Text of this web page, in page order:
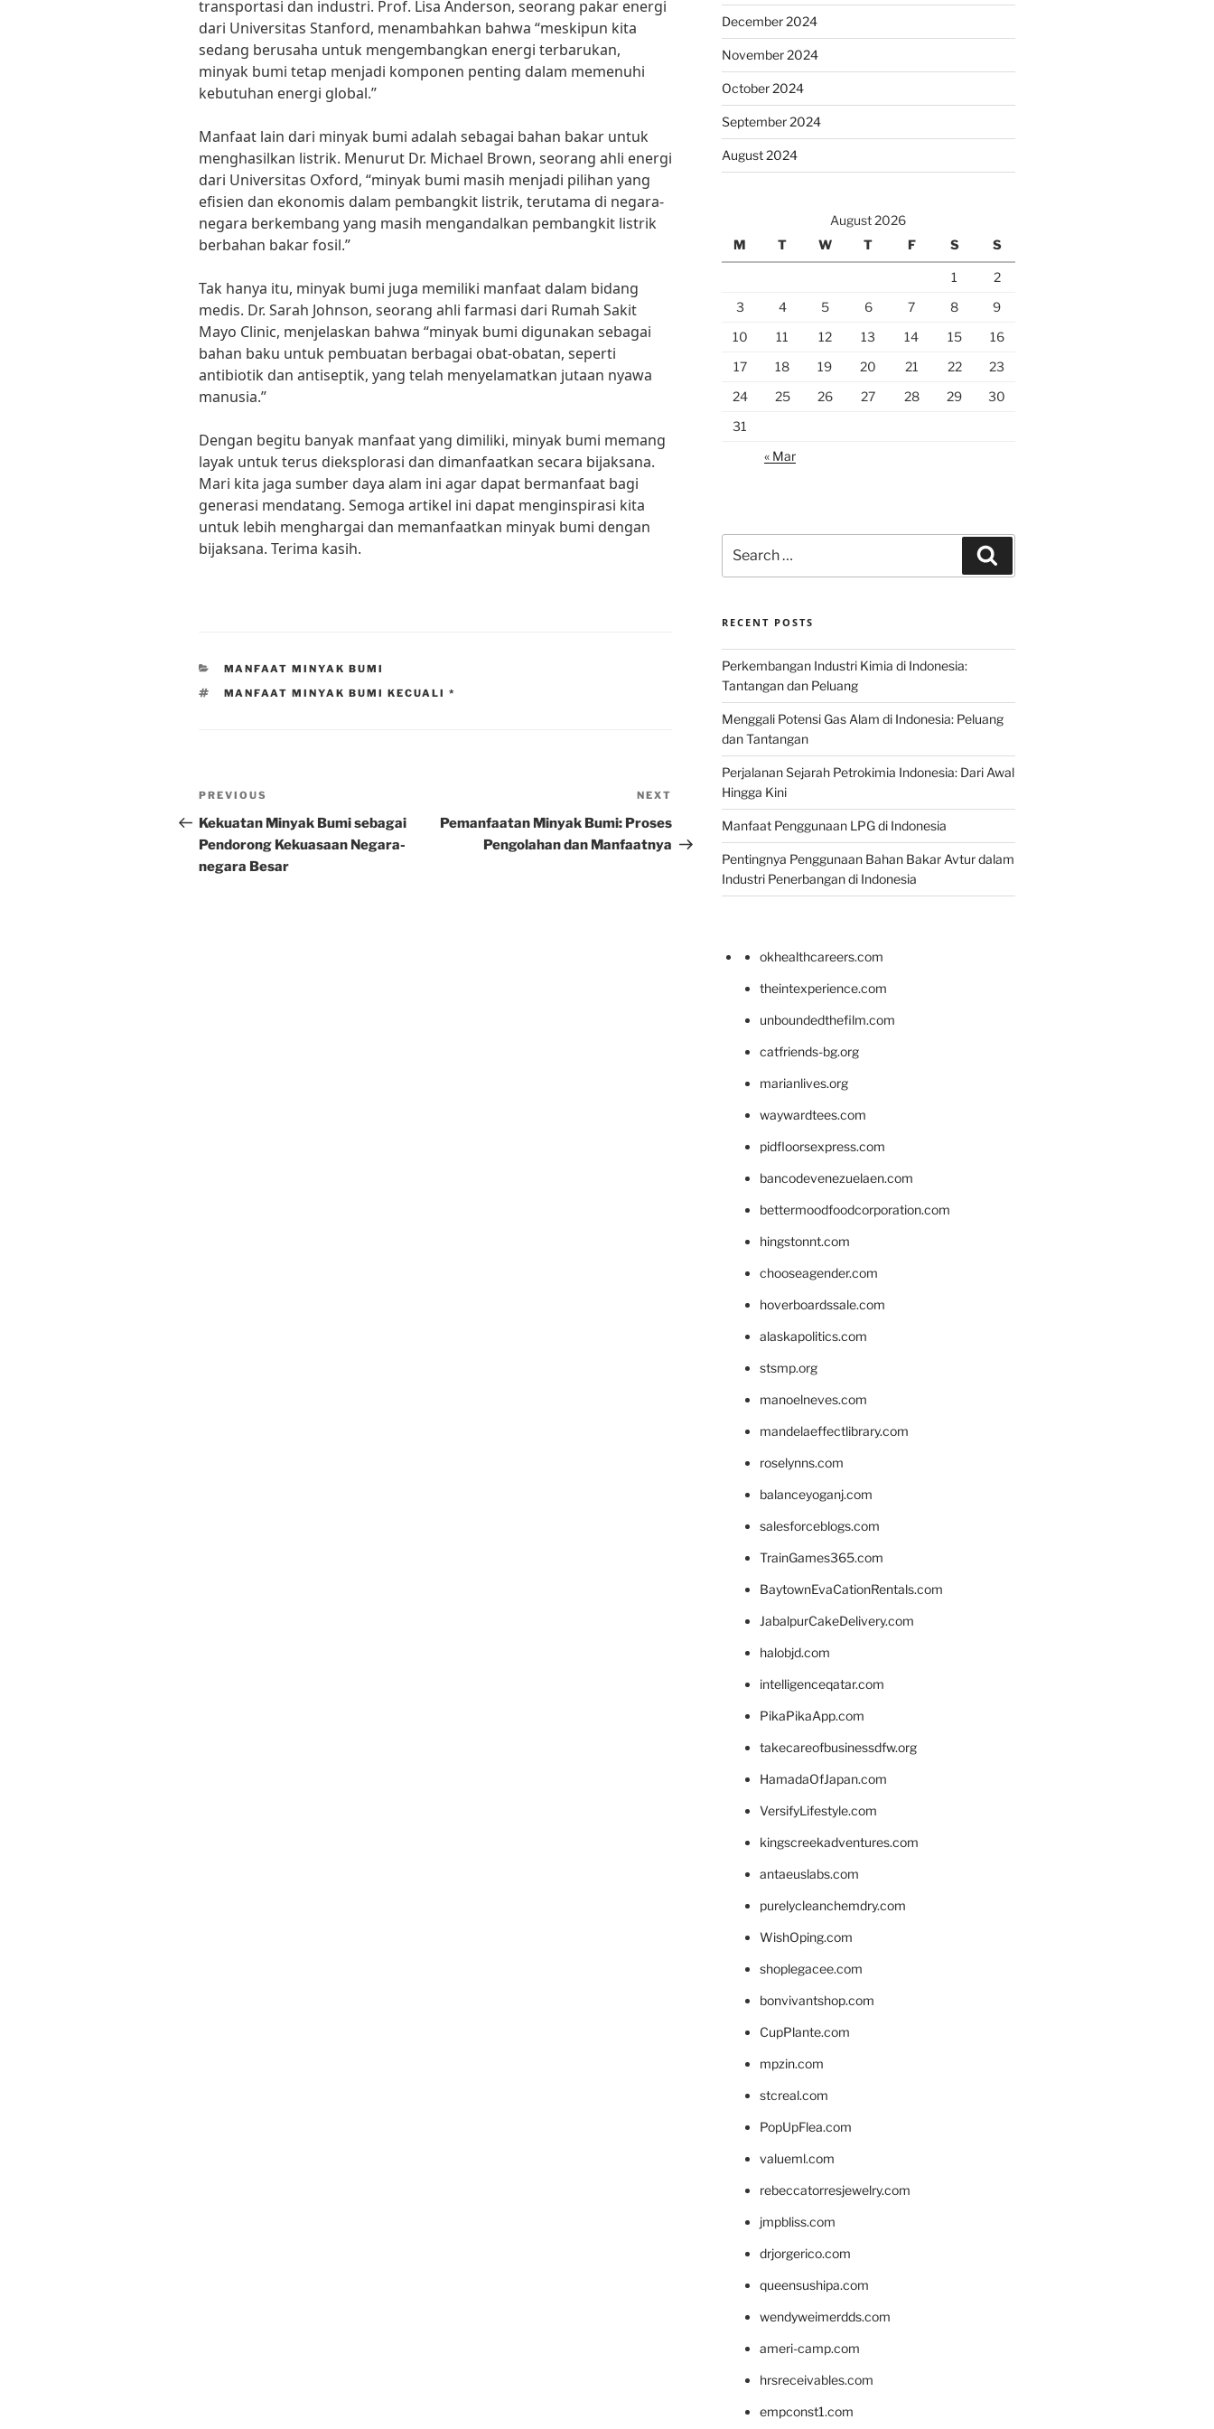
transportasi dan industri. Prof. Lisa Anderson, seorang pakar energi
dari Universitas Stanford, menambahkan bahwa “meskipun kita
sedang berusaha untuk mengembangkan energi terbarukan,
minyak bumi tetap menjadi komponen penting dalam memenuhi
kebutuhan energi global.”
Manfaat lain dari minyak bumi adalah sebagai bahan bakar untuk
menghasilkan listrik. Menurut Dr. Michael Brown, seorang ahli energi
dari Universitas Oxford, “minyak bumi masih menjadi pilihan yang
efisien dan ekonomis dalam pembangkit listrik, terutama di negara-
negara berkembang yang masih mengandalkan pembangkit listrik
berbahan bakar fosil.”
Tak hanya itu, minyak bumi juga memiliki manfaat dalam bidang
medis. Dr. Sarah Johnson, seorang ahli farmasi dari Rumah Sakit
Mayo Clinic, menjelaskan bahwa “minyak bumi digunakan sebagai
bahan baku untuk pembuatan berbagai obat-obatan, seperti
antibiotik dan antiseptik, yang telah menyelamatkan jutaan nyawa
manusia.”
Dengan begitu banyak manfaat yang dimiliki, minyak bumi memang
layak untuk terus dieksplorasi dan dimanfaatkan secara bijaksana.
Mari kita jaga sumber daya alam ini agar dapat bermanfaat bagi
generasi mendatang. Semoga artikel ini dapat menginspirasi kita
untuk lebih menghargai dan memanfaatkan minyak bumi dengan
bijaksana. Terima kasih.
CATEGORIES
MANFAAT MINYAK BUMI
TAGS
MANFAAT MINYAK BUMI KECUALI *
Post
navigation
Previous
Post
PREVIOUS
Kekuatan Minyak Bumi sebagai
Pendorong Kekuasaan Negara-
negara Besar
Post
NEXT
Pemanfaatan Minyak Bumi: Proses
Pengolahan dan Manfaatnya
December 2024
November 2024
October 2024
September 2024
August 2024
August 2026
M
T W T F S S
1
2
3
4 5 6 7 8
9
10
11 12 13 14 15
16
17
18 19 20 21 22
23
24
25 26 27 28 29
30
31
« Mar
for:
RECENT POSTS
Perkembangan Industri Kimia di Indonesia:
Tantangan dan Peluang
Menggali Potensi Gas Alam di Indonesia: Peluang
dan Tantangan
Perjalanan Sejarah Petrokimia Indonesia: Dari Awal
Hingga Kini
Manfaat Penggunaan LPG di Indonesia
Pentingnya Penggunaan Bahan Bakar Avtur dalam
Industri Penerbangan di Indonesia
okhealthcareers.com
theintexperience.com
unboundedthefilm.com
catfriends-bg.org
marianlives.org
waywardtees.com
pidfloorsexpress.com
bancodevenezuelaen.com
bettermoodfoodcorporation.com
hingstonnt.com
chooseagender.com
hoverboardssale.com
alaskapolitics.com
stsmp.org
manoelneves.com
mandelaeffectlibrary.com
roselynns.com
balanceyoganj.com
salesforceblogs.com
TrainGames365.com
BaytownEvaCationRentals.com
JabalpurCakeDelivery.com
halobjd.com
intelligenceqatar.com
PikaPikaApp.com
takecareofbusinessdfw.org
HamadaOfJapan.com
VersifyLifestyle.com
kingscreekadventures.com
antaeuslabs.com
purelycleanchemdry.com
WishOping.com
shoplegacee.com
bonvivantshop.com
CupPlante.com
mpzin.com
stcreal.com
PopUpFlea.com
valueml.com
rebeccatorresjewelry.com
jmpbliss.com
drjorgerico.com
queensushipa.com
wendyweimerdds.com
ameri-camp.com
hrsreceivables.com
empconst1.com